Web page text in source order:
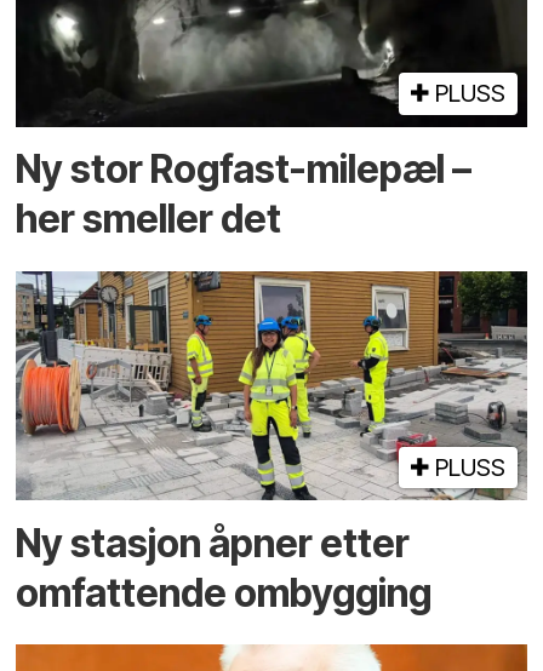
PLUSS
Ny stor Rogfast-milepæl –
her smeller det
PLUSS
Ny stasjon åpner etter
omfattende ombygging